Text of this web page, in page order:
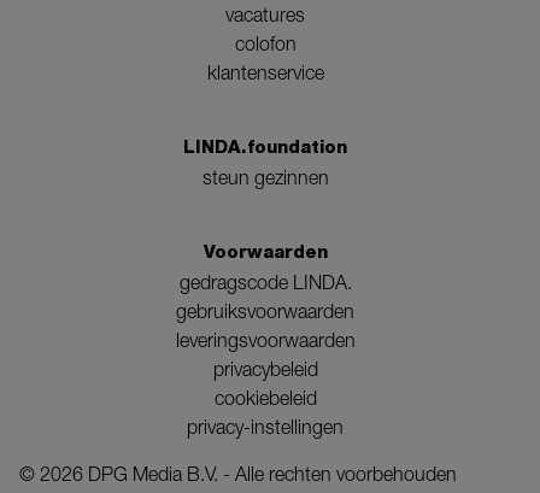
vacatures
colofon
klantenservice
LINDA.foundation
steun gezinnen
Voorwaarden
gedragscode LINDA.
gebruiksvoorwaarden
leveringsvoorwaarden
privacybeleid
cookiebeleid
privacy-instellingen
© 2026 DPG Media B.V. - Alle rechten voorbehouden